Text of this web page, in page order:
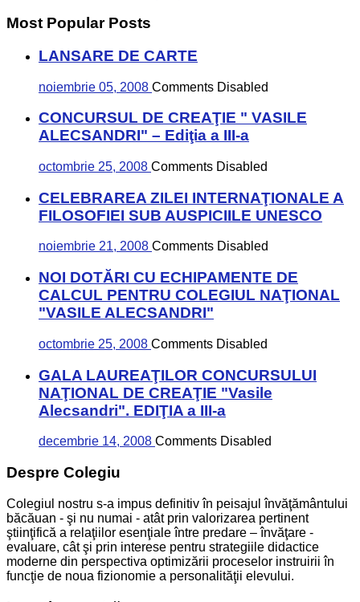
Most Popular Posts
LANSARE DE CARTE
noiembrie 05, 2008 Comments Disabled
CONCURSUL DE CREAŢIE " VASILE
ALECSANDRI" – Ediţia a III-a
octombrie 25, 2008 Comments Disabled
CELEBRAREA ZILEI INTERNAŢIONALE A
FILOSOFIEI SUB AUSPICIILE UNESCO
noiembrie 21, 2008 Comments Disabled
NOI DOTĂRI CU ECHIPAMENTE DE
CALCUL PENTRU COLEGIUL NAŢIONAL
"VASILE ALECSANDRI"
octombrie 25, 2008 Comments Disabled
GALA LAUREAŢILOR CONCURSULUI
NAŢIONAL DE CREAŢIE "Vasile
Alecsandri". EDIŢIA a III-a
decembrie 14, 2008 Comments Disabled
Despre Colegiu
Colegiul nostru s-a impus definitiv în peisajul învăţământului
băcăuan - şi nu numai - atât prin valorizarea pertinent
ştiinţifică a relaţiilor esenţiale între predare – învăţare -
evaluare, cât şi prin interese pentru strategiile didactice
moderne din perspectiva optimizării proceselor instruirii în
funcţie de noua fizionomie a personalităţii elevului.